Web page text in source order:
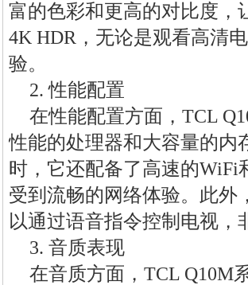
富的色彩和更高的对比度，
4K HDR，无论是观看高清
验。
2. 性能配置
在性能配置方面，TCL
性能的处理器和大容量的内
时，它还配备了高速的WiFi
受到流畅的网络体验。此外
以通过语音指令控制电视，
3. 音质表现
在音质方面，TCL Q10M